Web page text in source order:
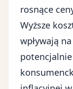
rosnące
Wyższe
wpływają
potencjalnie